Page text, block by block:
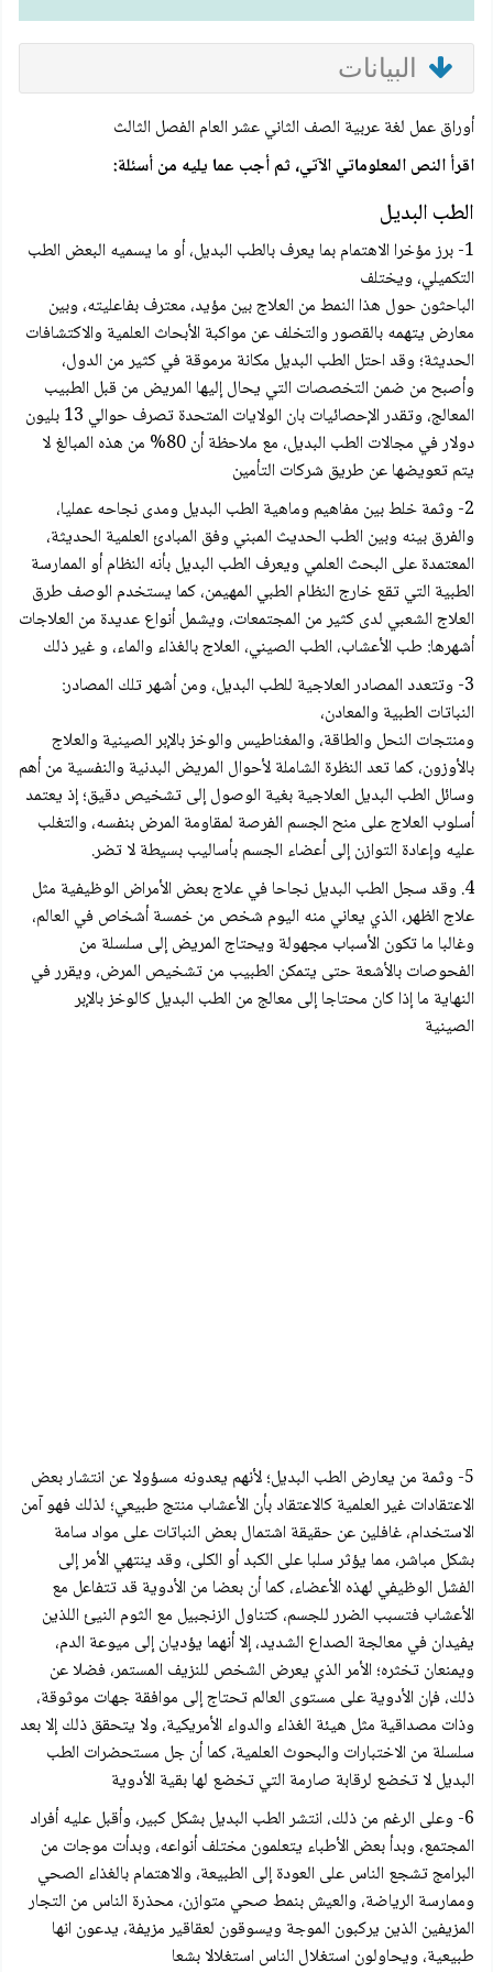
البيانات
أوراق عمل لغة عربية الصف الثاني عشر العام الفصل الثالث
اقرأ النص المعلوماتي الآتي، ثم أجب عما يليه من أسئلة:
الطب البديل
1- برز مؤخرا الاهتمام بما يعرف بالطب البديل، أو ما يسميه البعض الطب
التكميلي، ويختلف
الباحثون حول هذا النمط من العلاج بين مؤيد، معترف بفاعليته، وبين
معارض يتهمه بالقصور والتخلف عن مواكبة الأبحاث العلمية والاكتشافات
الحديثة؛ وقد احتل الطب البديل مكانة مرموقة في كثير من الدول،
وأصبح من ضمن التخصصات التي يحال إليها المريض من قبل الطبيب
المعالج، وتقدر الإحصائيات بان الولايات المتحدة تصرف حوالي 13 بليون
دولار في مجالات الطب البديل، مع ملاحظة أن 80% من هذه المبالغ لا
يتم تعويضها عن طريق شركات التأمين
2- وثمة خلط بين مفاهيم وماهية الطب البديل ومدى نجاحه عمليا،
والفرق بينه وبين الطب الحديث المبني وفق المبادئ العلمية الحديثة،
المعتمدة على البحث العلمي ويعرف الطب البديل بأنه النظام أو الممارسة
الطبية التي تقع خارج النظام الطبي المهيمن، كما يستخدم الوصف طرق
العلاج الشعبي لدى كثير من المجتمعات، ويشمل أنواع عديدة من العلاجات
أشهرها: طب الأعشاب، الطب الصيني، العلاج بالغذاء والماء، و غير ذلك
3- وتتعدد المصادر العلاجية للطب البديل، ومن أشهر تلك المصادر:
النباتات الطبية والمعادن،
ومنتجات النحل والطاقة، والمغناطیس والوخز بالإبر الصينية والعلاج
بالأوزون، كما تعد النظرة الشاملة لأحوال المريض البدنية والنفسية من أهم
وسائل الطب البديل العلاجية بغية الوصول إلى تشخيص دقيق؛ إذ يعتمد
أسلوب العلاج على منح الجسم الفرصة لمقاومة المرض بنفسه، والتغلب
عليه وإعادة التوازن إلى أعضاء الجسم بأساليب بسيطة لا تضر.
4. وقد سجل الطب البديل نجاحا في علاج بعض الأمراض الوظيفية مثل
علاج الظهر، الذي يعاني منه اليوم شخص من خمسة أشخاص في العالم،
وغالبا ما تكون الأسباب مجهولة ويحتاج المريض إلى سلسلة من
الفحوصات بالأشعة حتى يتمكن الطبيب من تشخيص المرض، ويقرر في
النهاية ما إذا كان محتاجا إلى معالج من الطب البديل کالوخز بالإبر
الصينية
5- وثمة من يعارض الطب البديل؛ لأنهم يعدونه مسؤولا عن انتشار بعض
الاعتقادات غير العلمية كالاعتقاد بأن الأعشاب منتج طبيعي؛ لذلك فهو آمن
الاستخدام، غافلين عن حقيقة اشتمال بعض النباتات على مواد سامة
بشكل مباشر، مما يؤثر سلبا على الكبد أو الكلى، وقد ينتهي الأمر إلى
الفشل الوظيفي لهذه الأعضاء، كما أن بعضا من الأدوية قد تتفاعل مع
الأعشاب فتسبب الضرر للجسم، كتناول الزنجبيل مع الثوم النيئ اللذين
يفيدان في معالجة الصداع الشديد، إلا أنهما يؤديان إلى ميوعة الدم،
ويمنعان تخثره؛ الأمر الذي يعرض الشخص للنزيف المستمر، فضلا عن
ذلك، فإن الأدوية على مستوى العالم تحتاج إلى موافقة جهات موثوقة،
وذات مصداقية مثل هيئة الغذاء والدواء الأمريكية، ولا يتحقق ذلك إلا بعد
سلسلة من الاختبارات والبحوث العلمية، كما أن جل مستحضرات الطب
البديل لا تخضع لرقابة صارمة التي تخضع لها بقية الأدوية
6- وعلى الرغم من ذلك، انتشر الطب البديل بشكل كبير، وأقبل عليه أفراد
المجتمع، وبدأ بعض الأطباء يتعلمون مختلف أنواعه، وبدأت موجات من
البرامج تشجع الناس على العودة إلى الطبيعة، والاهتمام بالغذاء الصحي
وممارسة الرياضة، والعيش بنمط صحي متوازن، محذرة الناس من التجار
المزيفين الذين يركبون الموجة ويسوقون لعقاقير مزيفة، يدعون انها
طبيعية، ويحاولون استغلال الناس استغلالا بشعا